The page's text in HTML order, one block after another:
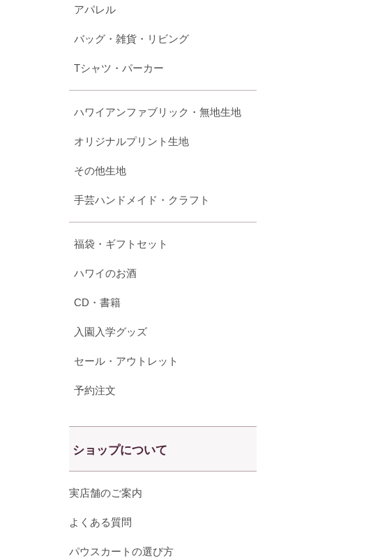
アパレル
バッグ・雑貨・リビング
Tシャツ・パーカー
ハワイアンファブリック・無地生地
オリジナルプリント生地
その他生地
手芸ハンドメイド・クラフト
福袋・ギフトセット
ハワイのお酒
CD・書籍
入園入学グッズ
セール・アウトレット
予約注文
ショップについて
実店舗のご案内
よくある質問
パウスカートの選び方